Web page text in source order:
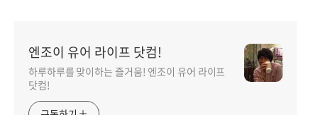
엔조이 유어 라이프 닷컴!
하루하루를 맞이하는 즐거움! 엔조이 유어 라이프
닷컴!